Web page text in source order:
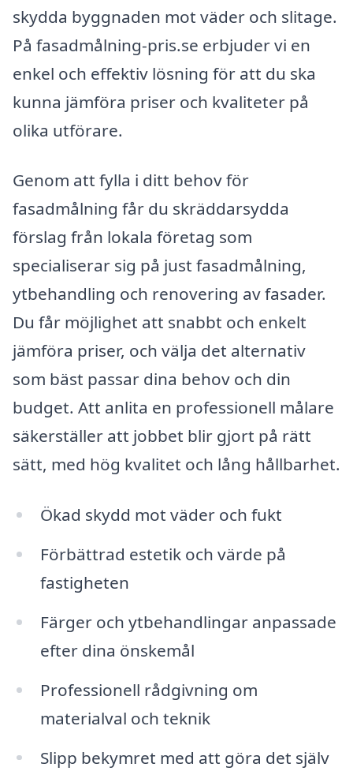
skydda byggnaden mot väder och slitage.
På fasadmålning-pris.se erbjuder vi en
enkel och effektiv lösning för att du ska
kunna jämföra priser och kvaliteter på
olika utförare.
Genom att fylla i ditt behov för
fasadmålning får du skräddarsydda
förslag från lokala företag som
specialiserar sig på just fasadmålning,
ytbehandling och renovering av fasader.
Du får möjlighet att snabbt och enkelt
jämföra priser, och välja det alternativ
som bäst passar dina behov och din
budget. Att anlita en professionell målare
säkerställer att jobbet blir gjort på rätt
sätt, med hög kvalitet och lång hållbarhet.
Ökad skydd mot väder och fukt
Förbättrad estetik och värde på
fastigheten
Färger och ytbehandlingar anpassade
efter dina önskemål
Professionell rådgivning om
materialval och teknik
Slipp bekymret med att göra det själv